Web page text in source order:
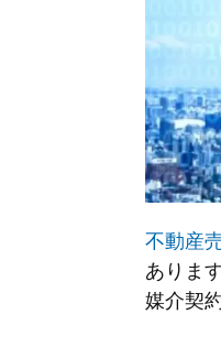
不動産
ありま
媒介契